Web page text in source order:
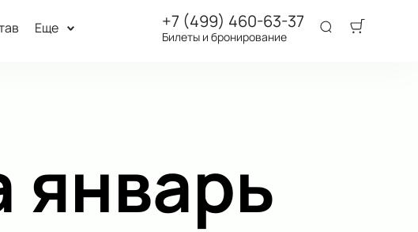
Еще +7 (499) 460-63-37
Билеты и бронирование
январь